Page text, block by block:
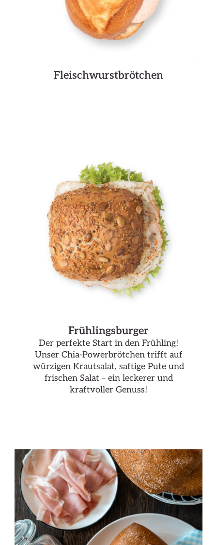
Fleischwurstbrötchen
Frühlingsburger
Der perfekte Start in den Frühling!
Unser Chia-Powerbrötchen trifft auf
würzigen Krautsalat, saftige Pute und
frischen Salat – ein leckerer und
kraftvoller Genuss!